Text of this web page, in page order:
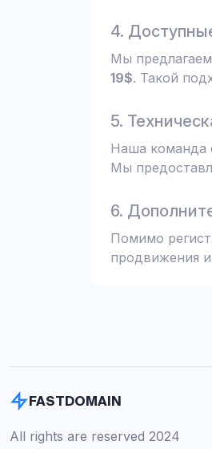
4.
Мы
19$. Такой
5.
Наша команда
Мы
6.
Помимо
продвижения
FASTDOMAIN
All rights are reserved 2024